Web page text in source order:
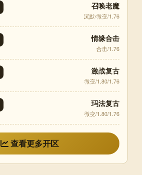
召唤老魔
沉默/微变/1.76
情缘合击
合击/1.76
激战复古
微变/1.80/1.76
玛法复古
微变/1.80/1.76
查看更多开区